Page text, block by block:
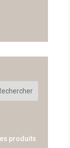
produits